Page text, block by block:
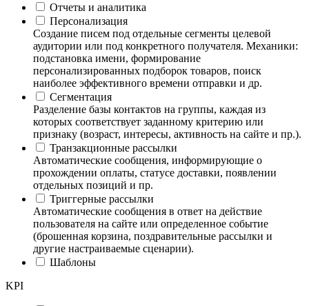
Отчеты и аналитика
Персонализация
Создание писем под отдельные сегменты целевой
аудитории или под конкретного получателя. Механики:
подстановка имени, формирование
персонализированных подборок товаров, поиск
наиболее эффективного времени отправки и др.
Сегментация
Разделение базы контактов на группы, каждая из
которых соответствует заданному критерию или
признаку (возраст, интересы, активность на сайте и пр.).
Транзакционные рассылки
Автоматические сообщения, информирующие о
прохождении оплаты, статусе доставки, появлении
отдельных позиций и пр.
Триггерные рассылки
Автоматические сообщения в ответ на действие
пользователя на сайте или определенное событие
(брошенная корзина, поздравительные рассылки и
другие настраиваемые сценарии).
Шаблоны
KPI